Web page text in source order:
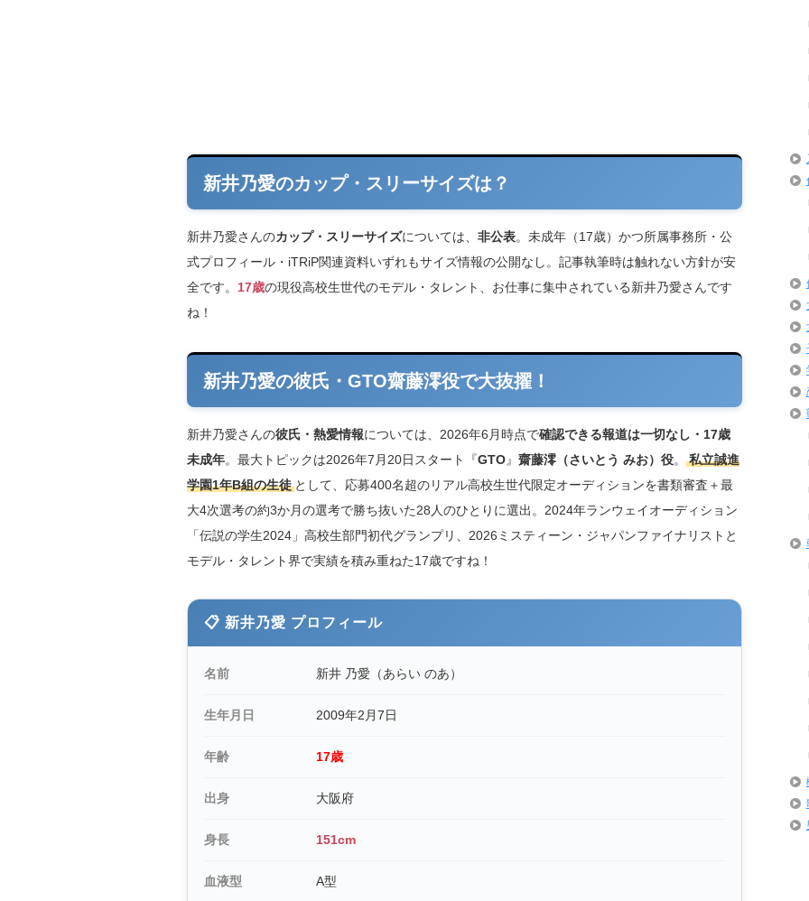
新井乃愛のカップ・スリーサイズは？
新井乃愛さんのカップ・スリーサイズについては、 非公表。未成年（17歳）かつ所属事務所・公
式プロフィール・iTRiP関連資料いずれもサイズ情報の公開なし。記事執筆時は触れない方針が安
全です。 17歳の現役高校生世代のモデル・タレント、お仕事に集中されている新井乃愛さんです
ね！
新井乃愛の彼氏・GTO齋藤澪役で大抜擢！
新井乃愛さんの彼氏・熱愛情報については、2026年6月時点で確認できる報道は一切なし・17歳
未成年。最大トピックは2026年7月20日スタート『GTO』 齋藤澪（さいとう みお）役。
私立誠進
学園1年B組の生徒 として、応募400名超のリアル高校生世代限定オーディションを書類審査＋最
大4次選考の約3か月の選考で勝ち抜いた28人のひとりに選出。2024年ランウェイオーディション
「伝説の学生2024」高校生部門初代グランプリ、2026ミスティーン・ジャパンファイナリストと
モデル・タレント界で実績を積み重ねた17歳ですね！
📋 新井乃愛 プロフィール
名前 新井 乃愛（あらい のあ）
生年月日 2009年2月7日
年齢 17歳
出身 大阪府
身長 151cm
血液型 A型